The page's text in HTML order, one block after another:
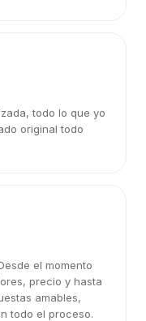
todo lo que yo
original todo
el momento
precio y hasta
amables,
todo el proceso.